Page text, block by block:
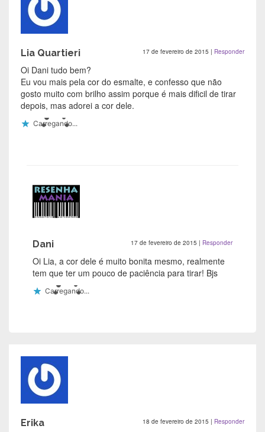
Lia Quartieri 17 de fevereiro de 2015 | Responder
Oi Dani tudo bem?
Eu vou mais pela cor do esmalte, e confesso que não
gosto muito com brilho assim porque é mais dificil de tirar
depois, mas adorei a cor dele.
Carregando...
Dani 17 de fevereiro de 2015 | Responder
Oi Lia, a cor dele é muito bonita mesmo, realmente
tem que ter um pouco de paciência para tirar! Bjs
Carregando...
Erika 18 de fevereiro de 2015 | Responder